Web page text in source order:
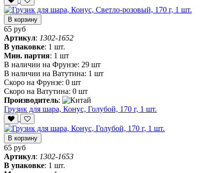
В корзину
65 руб
Артикул: 1302-1652
В упаковке: 1 шт.
Мин. партия: 1 шт
В наличии на Фрунзе: 29 шт
В наличии на Ватутина: 1 шт
Скоро на Фрунзе: 0 шт
Скоро на Ватутина: 0 шт
Производитель:
Грузик для шара, Конус, Голубой, 170 г, 1 шт.
В корзину
65 руб
Артикул: 1302-1653
В упаковке: 1 шт.